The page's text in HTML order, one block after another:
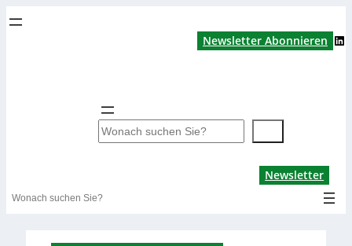
Newsletter Abonnieren LinkedIn
S
u
e
Newsletter
Search